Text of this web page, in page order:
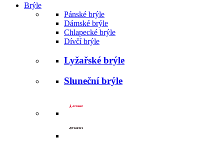
Brýle
Pánské brýle
Dámské brýle
Chlapecké brýle
Dívčí brýle
Lyžařské brýle
Sluneční brýle